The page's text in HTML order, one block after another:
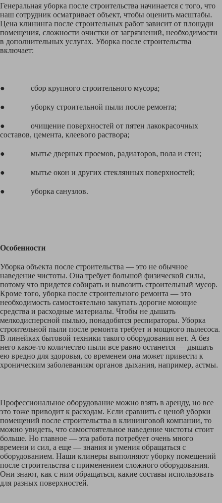
Генеральная уборка после строительства начинается с того, что
наш сотрудник осматривает объект, чтобы оценить масштабы.
Цена клининга после строительных работ зависит от площади
помещения, сложности очистки от загрязнений, необходимости
в дополнительных услугах. Уборка после строительства
включает:
● сбор крупного строительного мусора;
● уборку строительной пыли после ремонта;
● очищение поверхностей от пятен лакокрасочных
составов, цемента, клеевого раствора;
● мытье дверных проемов, радиаторов, пола и стен;
● мытье окон и других стеклянных поверхностей;
● уборка санузлов.
Особенности
Уборка объекта после строительства — это не обычное
наведение чистоты. Она требует большой физической силы,
потому что придется собирать и вывозить строительный мусор.
Кроме того, уборка после строительного ремонта — это
необходимость самостоятельно закупать дорогие моющие
средства и расходные материалы. Чтобы не дышать
мелкодисперсной пылью, понадобятся респираторы. Уборка
строительной пыли после ремонта требует и мощного пылесоса.
В линейках бытовой техники такого оборудования нет. А без
него какое-то количество пыли все равно останется — дышать
ею вредно для здоровья, со временем она может привести к
хроническим заболеваниям органов дыхания, например, астмы.
Профессиональное оборудование можно взять в аренду, но все
это тоже приводит к расходам. Если сравнить с ценой уборки
помещений после строительства в клининговой компании, то
можно увидеть, что самостоятельное наведение чистоты стоит
больше. Но главное — эта работа потребует очень много
времени и сил, а еще — знания и умения обращаться с
оборудованием. Наши клинеры выполняют уборку помещений
после строительства с применением сложного оборудования.
Они знают, как с ним обращаться, какие составы использовать
для разных поверхностей.